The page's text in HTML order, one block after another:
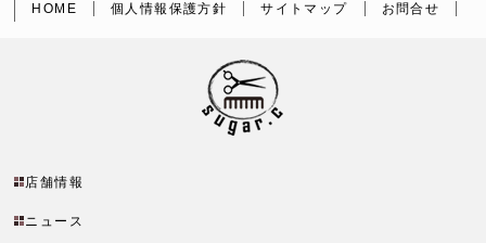
HOME 個人情報保護方針 サイトマップ お問合せ
店舗情報
ニュース